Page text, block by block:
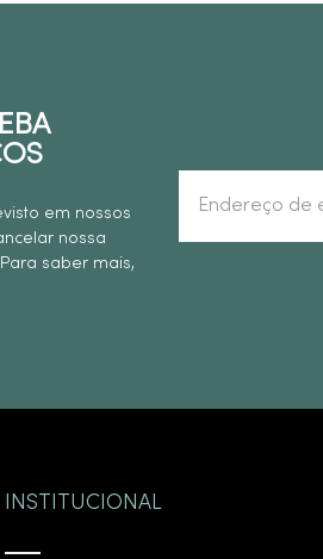
em nossos
nossa
saber mais,
INSTITUCIONAL